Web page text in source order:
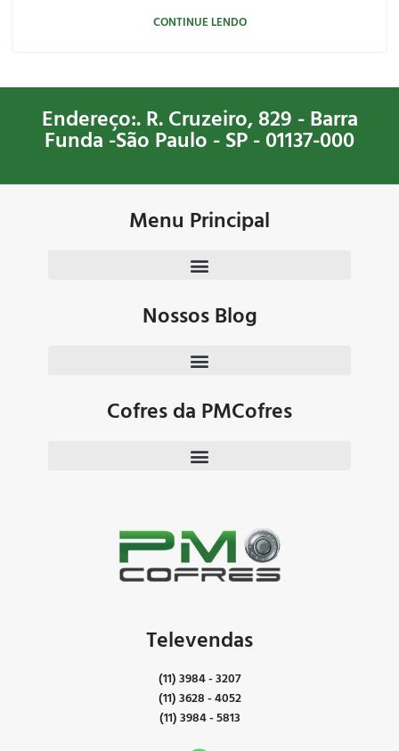
CONTINUE LENDO
Endereço:. R. Cruzeiro, 829 - Barra
Funda -São Paulo - SP - 01137-000
Menu Principal
Nossos Blog
Cofres da PMCofres
Televendas
(11) 3984 - 3207
(11) 3628 - 4052
(11) 3984 - 5813